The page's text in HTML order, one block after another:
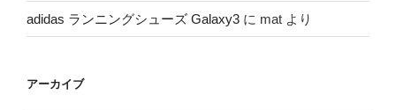
adidas ランニングシューズ Galaxy3 に mat より
アーカイブ